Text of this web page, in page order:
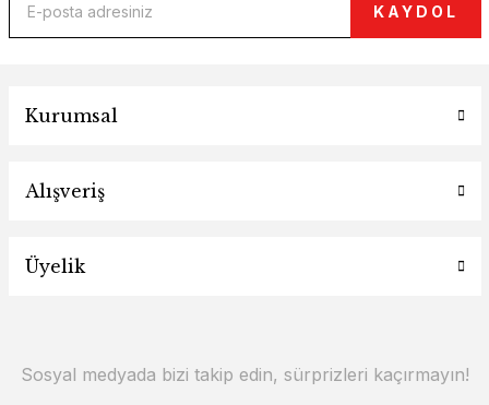
KAYDOL
Kurumsal
Alışveriş
Üyelik
Sosyal medyada bizi takip edin, sürprizleri kaçırmayın!